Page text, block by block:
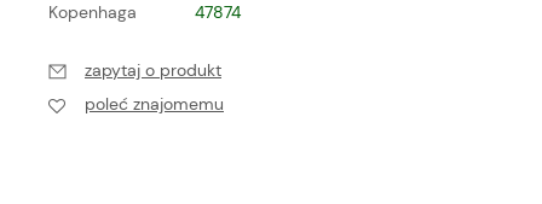
Kopenhaga 47874
zapytaj o produkt
poleć znajomemu